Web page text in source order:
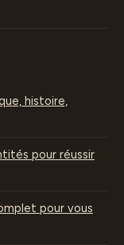
histoire,
pour réussir
pour vous